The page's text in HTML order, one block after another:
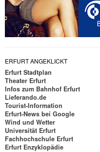
ERFURT ANGEKLICKT
Erfurt Stadtplan
Theater Erfurt
Infos zum Bahnhof Erfurt
Lieferando.de
Tourist-Information
Erfurt-News bei Google
Wind und Wetter
Universität Erfurt
Fachhochschule Erfurt
Erfurt Enzyklopädie